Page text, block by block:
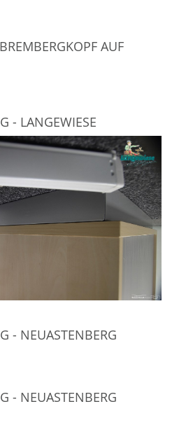
AUF
- LANGEWIESE
- NEUASTENBERG
- NEUASTENBERG